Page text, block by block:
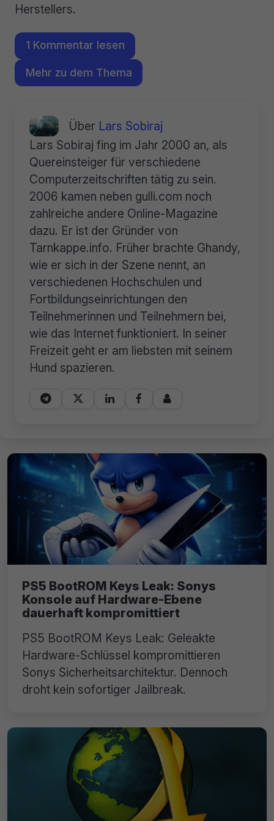
Herstellers.
1 Kommentar lesen
Mehr zu dem Thema
Über Lars Sobiraj
Lars Sobiraj fing im Jahr 2000 an, als
Quereinsteiger für verschiedene
Computerzeitschriften tätig zu sein.
2006 kamen neben gulli.com noch
zahlreiche andere Online-Magazine
dazu. Er ist der Gründer von
Tarnkappe.info. Früher brachte Ghandy,
wie er sich in der Szene nennt, an
verschiedenen Hochschulen und
Fortbildungseinrichtungen den
Teilnehmerinnen und Teilnehmern bei,
wie das Internet funktioniert. In seiner
Freizeit geht er am liebsten mit seinem
Hund spazieren.
    
PS5 BootROM Keys Leak: Sonys
Konsole auf Hardware-Ebene
dauerhaft kompromittiert
PS5 BootROM Keys Leak: Geleakte
Hardware-Schlüssel kompromittieren
Sonys Sicherheitsarchitektur. Dennoch
droht kein sofortiger Jailbreak.